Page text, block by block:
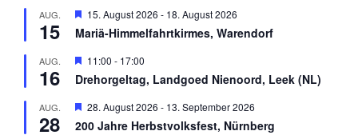
ee
h
o
e
o
r
e
h
o
e
n
AUG.
15
H
r
o
r
e
h
o
15. August 2026 - 18. August 2026
Mariä-Himmelfahrtkirmes, Warendorf
AUG.
16
H
r
o
r
11:00 - 17:00
Drehorgeltag, Landgoed Nienoord, Leek (NL)
AUG.
28
H
r
28. August 2026 - 13. September 2026
200 Jahre Herbstvolksfest, Nürnberg